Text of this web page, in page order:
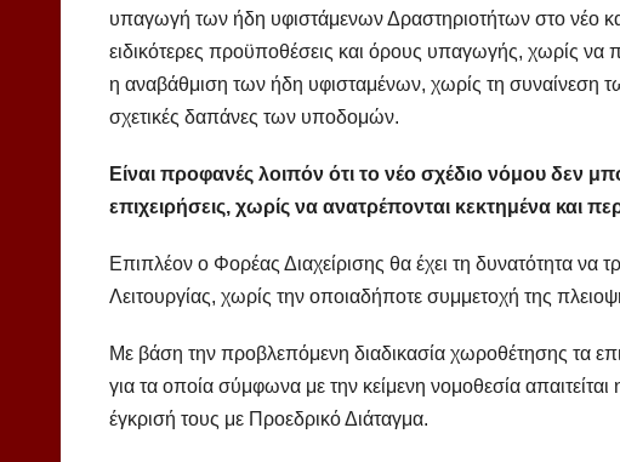
υπαγωγή των ήδη υφιστάμενων Δραστηριοτήτων στο νέο
ειδικότερες προϋποθέσεις και όρους υπαγωγής, χωρίς
η αναβάθμιση των ήδη υφισταμένων, χωρίς τη συναίνεση
σχετικές δαπάνες των υποδομών.
Είναι προφανές λοιπόν ότι το νέο σχέδιο νόμου δεν
επιχειρήσεις, χωρίς να ανατρέπονται κεκτημένα και
Επιπλέον ο Φορέας Διαχείρισης θα έχει τη δυνατότητα να
Λειτουργίας, χωρίς την οποιαδήποτε συμμετοχή της
Με βάση την προβλεπόμενη διαδικασία χωροθέτησης τα
για τα οποία σύμφωνα με την κείμενη νομοθεσία
έγκρισή τους με Προεδρικό Διάταγμα.